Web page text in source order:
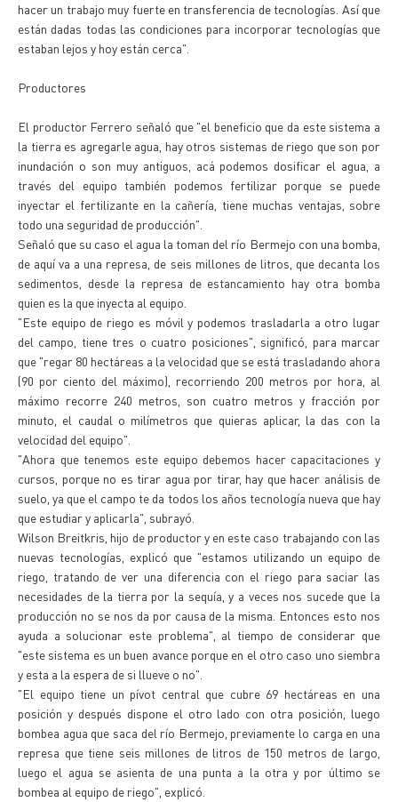
hacer un trabajo muy fuerte en transferencia de tecnologías. Así que
están dadas todas las condiciones para incorporar tecnologías que
estaban lejos y hoy están cerca".
Productores
El productor Ferrero señaló que "el beneficio que da este sistema a
la tierra es agregarle agua, hay otros sistemas de riego que son por
inundación o son muy antiguos, acá podemos dosificar el agua, a
través del equipo también podemos fertilizar porque se puede
inyectar el fertilizante en la cañería, tiene muchas ventajas, sobre
todo una seguridad de producción".
Señaló que su caso el agua la toman del río Bermejo con una bomba,
de aquí va a una represa, de seis millones de litros, que decanta los
sedimentos, desde la represa de estancamiento hay otra bomba
quien es la que inyecta al equipo.
"Este equipo de riego es móvil y podemos trasladarla a otro lugar
del campo, tiene tres o cuatro posiciones", significó, para marcar
que "regar 80 hectáreas a la velocidad que se está trasladando ahora
(90 por ciento del máximo), recorriendo 200 metros por hora, al
máximo recorre 240 metros, son cuatro metros y fracción por
minuto, el caudal o milímetros que quieras aplicar, la das con la
velocidad del equipo".
"Ahora que tenemos este equipo debemos hacer capacitaciones y
cursos, porque no es tirar agua por tirar, hay que hacer análisis de
suelo, ya que el campo te da todos los años tecnología nueva que hay
que estudiar y aplicarla", subrayó.
Wilson Breitkris, hijo de productor y en este caso trabajando con las
nuevas tecnologías, explicó que "estamos utilizando un equipo de
riego, tratando de ver una diferencia con el riego para saciar las
necesidades de la tierra por la sequía, y a veces nos sucede que la
producción no se nos da por causa de la misma. Entonces esto nos
ayuda a solucionar este problema", al tiempo de considerar que
"este sistema es un buen avance porque en el otro caso uno siembra
y esta a la espera de si llueve o no".
"El equipo tiene un pívot central que cubre 69 hectáreas en una
posición y después dispone el otro lado con otra posición, luego
bombea agua que saca del río Bermejo, previamente lo carga en una
represa que tiene seis millones de litros de 150 metros de largo,
luego el agua se asienta de una punta a la otra y por último se
bombea al equipo de riego", explicó.